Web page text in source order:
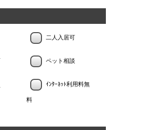
二人入居可
ペット相談
ｲﾝﾀｰﾈｯﾄ利用料無
料